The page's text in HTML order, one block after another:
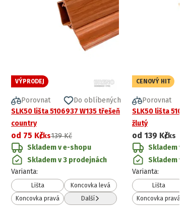
VÝPRODEJ
Porovnat
Do oblíbených
SLK50 lišta 5106937 W135 třešeň
country
od 75 Kč/ks139 Kč
Skladem v e-shopu
Skladem v 3 prodejnách
Varianta:
Lišta
Koncovka levá
Koncovka pravá
Další
CENOVÝ HIT
Porovnat
SLK50 lišta
žlutý
od 139 Kč/ks
Skladem v
Skladem v
Varianta:
Lišta
Koncovka pravá